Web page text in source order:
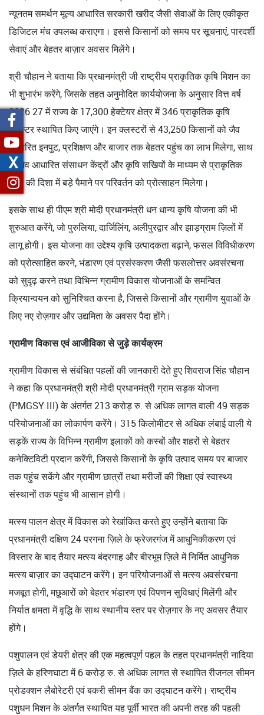
न्यूनतम समर्थन मूल्य आधारित सरकारी खरीद जैसी सेवाओं के लिए एकीकृत
डिजिटल मंच उपलब्ध कराएगा। इससे किसानों को समय पर सूचनाएं, पारदर्शी
सेवाएं और बेहतर बाज़ार अवसर मिलेंगे।
श्री चौहान ने बताया कि प्रधानमंत्री जी राष्ट्रीय प्राकृतिक कृषि मिशन का
भी शुभारंभ करेंगे, जिसके तहत अनुमोदित कार्ययोजना के अनुसार वित्त वर्ष
2026 27 में राज्य के 17,300 हेक्टेयर क्षेत्र में 346 प्राकृतिक कृषि
क्लस्टर स्थापित किए जाएंगे। इन क्लस्टरों से 43,250 किसानों को जैव
आधारित इनपुट, प्रशिक्षण और बाजार तक बेहतर पहुंच का लाभ मिलेगा, साथ
ही जैव आधारित संसाधन केंद्रों और कृषि सखियों के माध्यम से प्राकृतिक
खेती की दिशा में बड़े पैमाने पर परिवर्तन को प्रोत्साहन मिलेगा।
इसके साथ ही पीएम श्री मोदी प्रधानमंत्री धन धान्य कृषि योजना की भी
शुरुआत करेंगे, जो पुरुलिया, दार्जिलिंग, अलीपुरद्वार और झाड़ग्राम ज़िलों में
लागू होगी। इस योजना का उद्देश्य कृषि उत्पादकता बढ़ाने, फसल विविधीकरण
को प्रोत्साहित करने, भंडारण एवं प्रसंस्करण जैसी फसलोत्तर अवसंरचना
को सुदृढ़ करने तथा विभिन्न ग्रामीण विकास योजनाओं के समन्वित
क्रियान्वयन को सुनिश्चित करना है, जिससे किसानों और ग्रामीण युवाओं के
लिए नए रोज़गार और उद्यमिता के अवसर पैदा होंगे।
ग्रामीण विकास एवं आजीविका से जुड़े कार्यक्रम
ग्रामीण विकास से संबंधित पहलों की जानकारी देते हुए शिवराज सिंह चौहान
ने कहा कि प्रधानमंत्री श्री मोदी प्रधानमंत्री ग्राम सड़क योजना
(PMGSY III) के अंतर्गत 213 करोड़ रु. से अधिक लागत वाली 49 सड़क
परियोजनाओं का लोकार्पण करेंगे। 315 किलोमीटर से अधिक लंबाई वाली ये
सड़कें राज्य के विभिन्न ग्रामीण इलाकों को कस्बों और शहरों से बेहतर
कनेक्टिविटी प्रदान करेंगी, जिससे किसानों के कृषि उत्पाद समय पर बाजार
तक पहुंच सकेंगे और ग्रामीण छात्रों तथा मरीजों की शिक्षा एवं स्वास्थ्य
संस्थानों तक पहुंच भी आसान होगी।
मत्स्य पालन क्षेत्र में विकास को रेखांकित करते हुए उन्होंने बताया कि
प्रधानमंत्री दक्ष‍िण 24 परगना ज़िले के फ्रेजरगंज में आधुनिकीकरण एवं
विस्तार के बाद तैयार मत्स्य बंदरगाह और बीरभूम ज़िले में निर्मित आधुनिक
मत्स्य बाज़ार का उद्घाटन करेंगे। इन परियोजनाओं से मत्स्य अवसंरचना
मजबूत होगी, मछुआरों को बेहतर भंडारण एवं विपणन सुविधाएं मिलेंगी और
निर्यात क्षमता में वृद्धि के साथ स्थानीय स्तर पर रोज़गार के नए अवसर तैयार
होंगे।
पशुपालन एवं डेयरी क्षेत्र की एक महत्वपूर्ण पहल के तहत प्रधानमंत्री नादिया
ज़िले के हरिणघाटा में 6 करोड़ रु. से अधिक लागत से स्थापित रीजनल सीमन
प्रोडक्शन लैबोरेटरी एवं बकरी सीमन बैंक का उद्घाटन करेंगे। राष्ट्रीय
पशुधन मिशन के अंतर्गत स्थापित यह पूर्वी भारत की अपनी तरह की पहली
X